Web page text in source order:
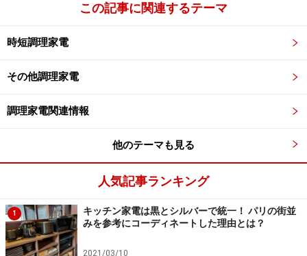
※記事内容は執筆時点のものです。最新の内容をご確認くださ
い。
この記事に関連するテーマ
時短調理家電
その他調理家電
調理家電関連情報
他のテーマも見る
人気記事ランキング
1
キッチン家電は黒とシルバーで統一！ パリの街並
みを参考にコーディネートした理由とは？
2021/03/10